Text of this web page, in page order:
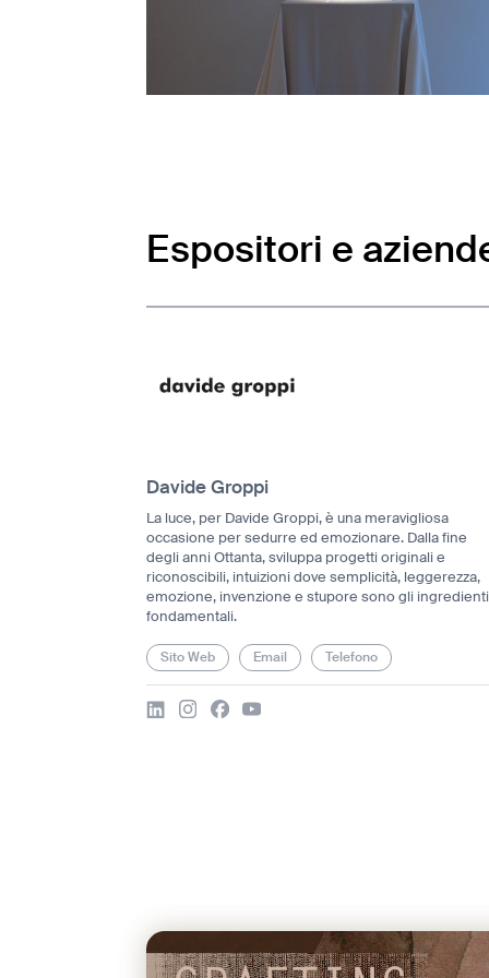
Espositori e
Davide Groppi
La luce, per Davide Groppi, è una meravigliosa
occasione per sedurre ed emozionare. Dalla fine
degli anni Ottanta, sviluppa progetti originali e
riconoscibili, intuizioni dove semplicità, leggerezza,
emozione, invenzione e stupore sono gli ingredienti
fondamentali.
Sito Web Email Telefono